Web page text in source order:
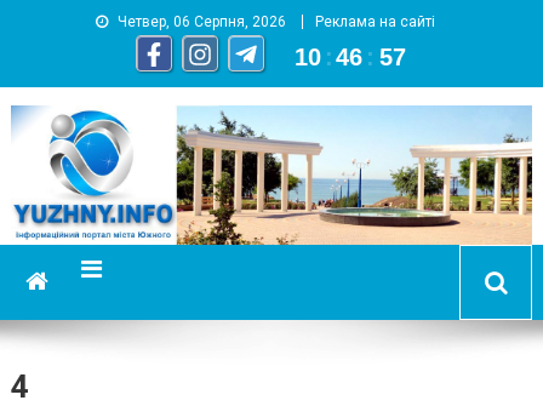
Четвер, 06 Серпня, 2026 Реклама на сайті
10 :46 : 57
YUZHNY.INFO
информационный портал города Южный
4